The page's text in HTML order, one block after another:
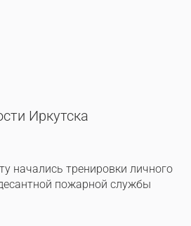
Иркутска
начались тренировки личного
пожарной службы